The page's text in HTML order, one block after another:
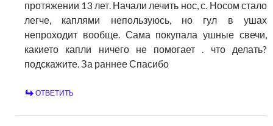
протяжении 13 лет. Начали лечить нос, с. Носом стало
легче, каплями непользуюсь, но гул в ушах
непроходит вообще. Сама покупала ушные свечи,
какието капли ничего не помогает . что делать?
подскажите. За раннее Спасибо
ОТВЕТИТЬ